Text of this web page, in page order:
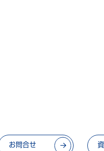
お問合せ